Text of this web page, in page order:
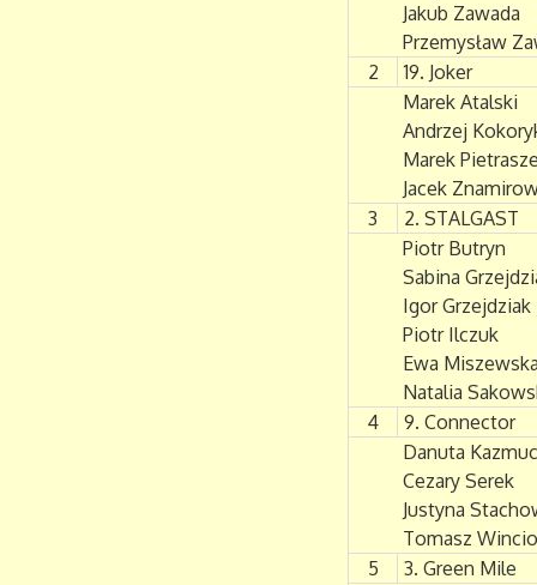
Jakub Zawada
Przemysław
2
19. Joker
Marek Atalski
Andrzej
Marek
Jacek
3
2. STALGAST
Piotr Butryn
Sabina
Igor Grzejdziak
Piotr Ilczuk
Ewa
Natalia
4
9. Connector
Danuta
Cezary Serek
Justyna
Tomasz
5
3. Green Mile